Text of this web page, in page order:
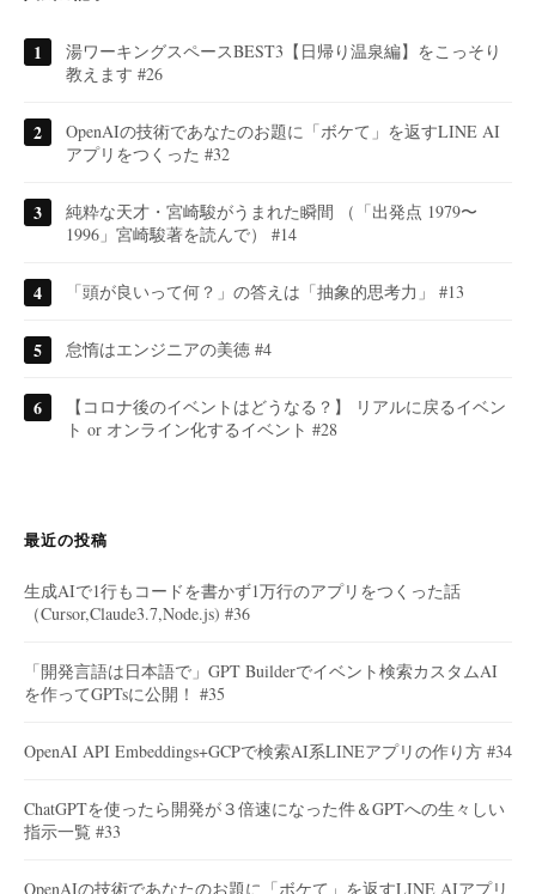
湯ワーキングスペースBEST3【日帰り温泉編】をこっそり
教えます #26
OpenAIの技術であなたのお題に「ボケて」を返すLINE AI
アプリをつくった #32
純粋な天才・宮崎駿がうまれた瞬間 （「出発点 1979〜
1996」宮崎駿著を読んで） #14
「頭が良いって何？」の答えは「抽象的思考力」 #13
怠惰はエンジニアの美徳 #4
【コロナ後のイベントはどうなる？】 リアルに戻るイベン
ト or オンライン化するイベント #28
最近の投稿
生成AIで1行もコードを書かず1万行のアプリをつくった話
（Cursor,Claude3.7,Node.js) #36
「開発言語は日本語で」GPT Builderでイベント検索カスタムAI
を作ってGPTsに公開！ #35
OpenAI API Embeddings+GCPで検索AI系LINEアプリの作り方 #34
ChatGPTを使ったら開発が３倍速になった件＆GPTへの生々しい
指示一覧 #33
OpenAIの技術であなたのお題に「ボケて」を返すLINE AIアプリ